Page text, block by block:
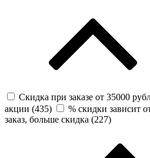
Скидка при заказе от 35000
акции (435)
% скидки зависит
заказ, больше скидка (227)